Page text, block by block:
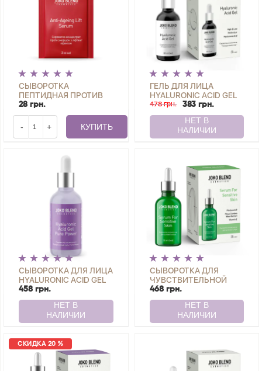
СЫВОРОТКА
ПЕПТИДНАЯ ПРОТИВ
МОРЩИН С ЛИФТИНГ
ЭФФЕКТОМ ANTI-
AGEING LIFT SERUM
JOKO BLEND 2 МЛ
28 грн.
- + КУПИТЬ
ГЕЛЬ ДЛЯ ЛИЦА
HYALURONIC ACID GEL
JOKO BLEND 30 МЛ
478 грн. 383 грн.
СЫВОРОТКА ДЛЯ ЛИЦА
HYALURONIC ACID GEL
PURE POWER JOKO
BLEND 30 МЛ
458 грн.
СЫВОРОТКА ДЛЯ
ЧУВСТВИТЕЛЬНОЙ
КОЖИ SERUM FOR
SENSITIVE SKIN JOKO
BLEND 30 МЛ
468 грн.
СКИДКА 20 %